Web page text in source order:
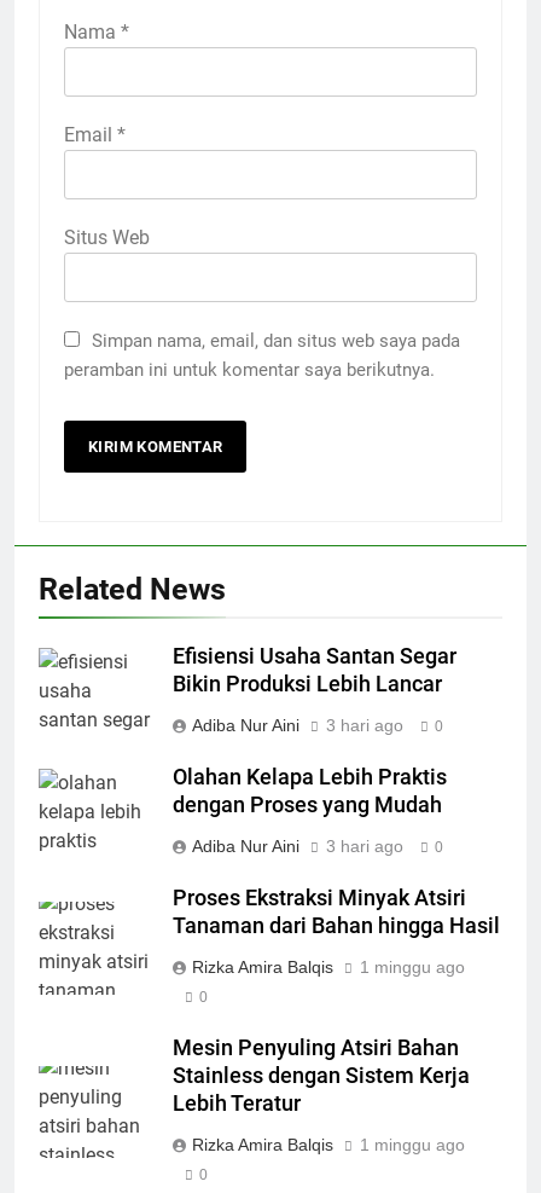
Nama *
Email *
Situs Web
Simpan nama, email, dan situs web saya pada
peramban ini untuk komentar saya berikutnya.
Related News
Efisiensi Usaha Santan Segar
Bikin Produksi Lebih Lancar
Adiba Nur Aini 3 hari ago 0
Olahan Kelapa Lebih Praktis
dengan Proses yang Mudah
Adiba Nur Aini 3 hari ago 0
Proses Ekstraksi Minyak Atsiri
Tanaman dari Bahan hingga Hasil
Rizka Amira Balqis 1 minggu ago
0
Mesin Penyuling Atsiri Bahan
Stainless dengan Sistem Kerja
Lebih Teratur
Rizka Amira Balqis 1 minggu ago
0